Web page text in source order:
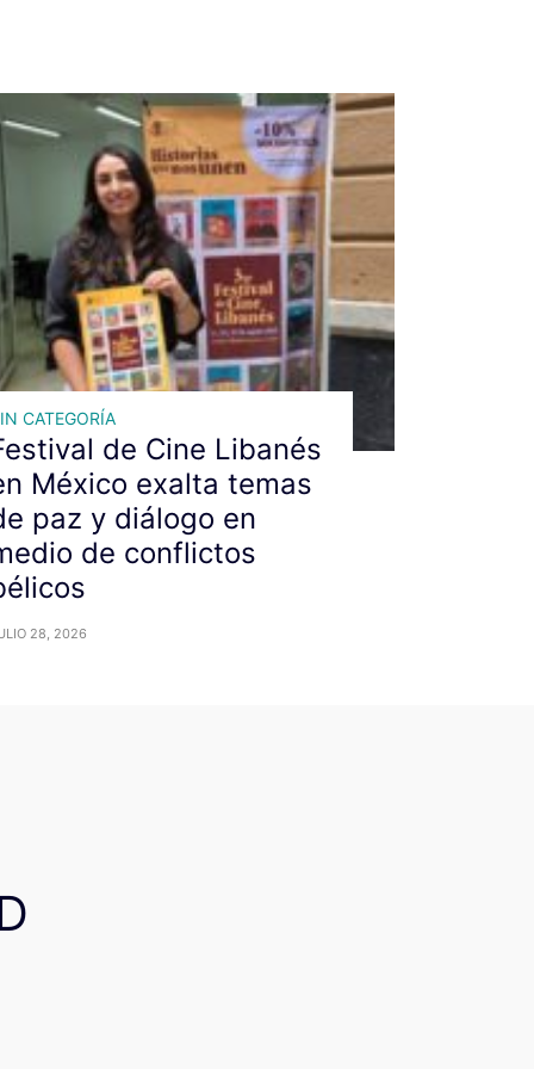
CATEGORÍA
de Cine Libanés
México exalta temas
paz y diálogo en
de conflictos
28, 2026